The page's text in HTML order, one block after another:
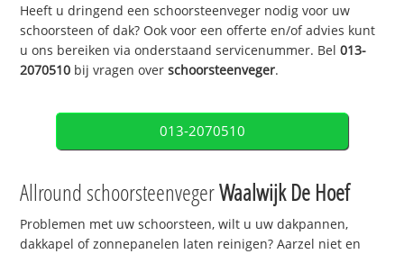
Heeft u dringend een schoorsteenveger nodig voor uw
schoorsteen of dak? Ook voor een offerte en/of advies kunt
u ons bereiken via onderstaand servicenummer. Bel013-
2070510 bij vragen overschoorsteenveger.
013-2070510
Allround schoorsteenvegerWaalwijk De Hoef
Problemen met uw schoorsteen, wilt u uw dakpannen,
dakkapel of zonnepanelen laten reinigen? Aarzel niet en